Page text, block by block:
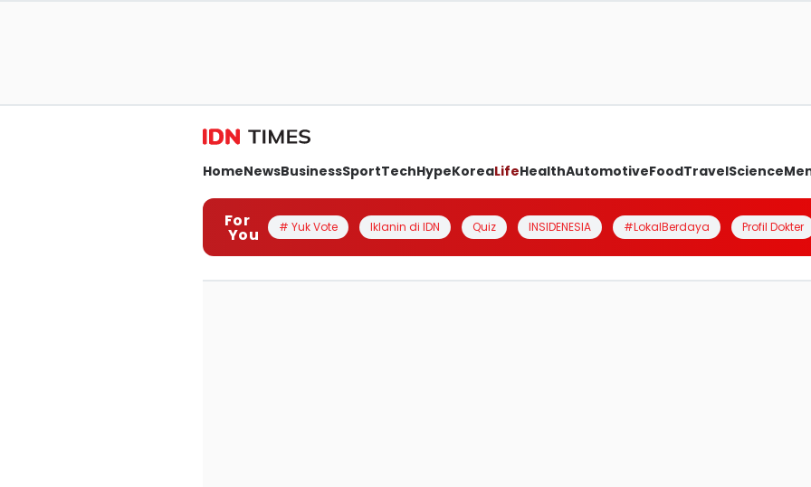
HomeNewsBusinessSportTechHypeKoreaLifeHealthAutomotiveFoodTravelScience
For
You # Yuk Vote Iklanin di IDN Quiz INSIDENESIA #LokalBerdaya Profil Dokter